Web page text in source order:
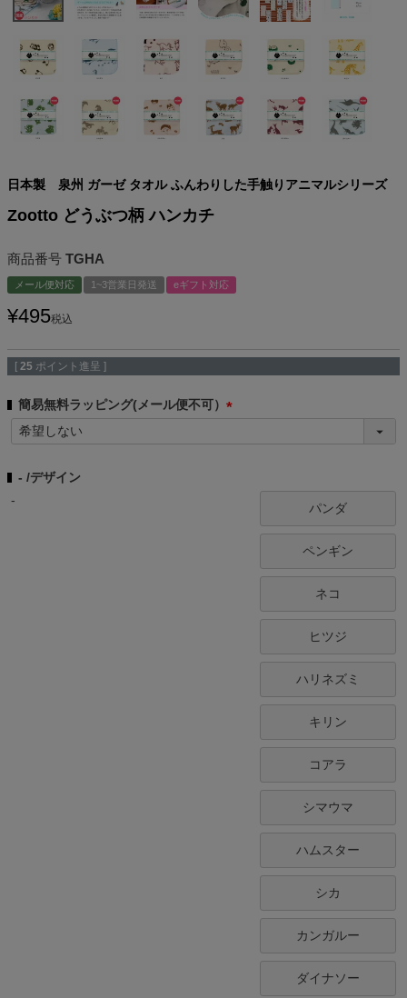
日本製 泉州 ガーゼ タオル ふんわりした手触りアニマルシリーズ
Zootto どうぶつ柄 ハンカチ
商品番号 TGHA
メール便対応 1~3営業日発送 eギフト対応
¥495税込
[ 25 ポイント進呈 ]
簡易無料ラッピング(メール便不可）
必
-
デザイン
-
パンダ
ペンギン
ネコ
ヒツジ
ハリネズミ
キリン
コアラ
シマウマ
ハムスター
シカ
カンガルー
ダイナソー